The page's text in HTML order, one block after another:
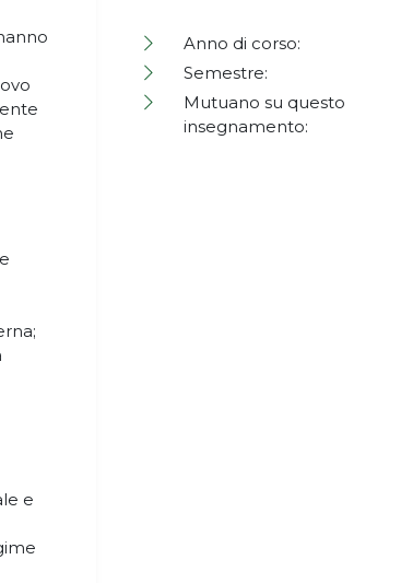
e
Anno di corso:
Semestre:
Mutuano su questo
insegnamento: